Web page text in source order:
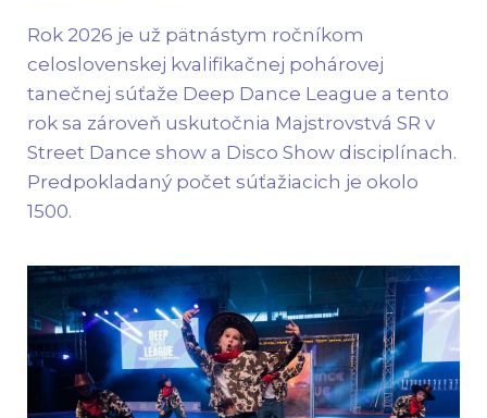
celoslovenskej kvalifikačnej pohárovej
tanečnej súťaže Deep Dance League a tento
rok sa zároveň uskutočnia Majstrovstvá SR v
Street Dance show a Disco Show disciplínach.
Predpokladaný počet súťažiacich je okolo
1500.